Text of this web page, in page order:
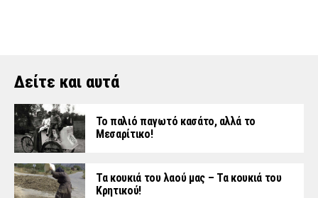
Δείτε και αυτά
Το παλιό παγωτό κασάτο, αλλά το
Μεσαρίτικο!
Τα κουκιά του λαού μας – Τα κουκιά του
Κρητικού!